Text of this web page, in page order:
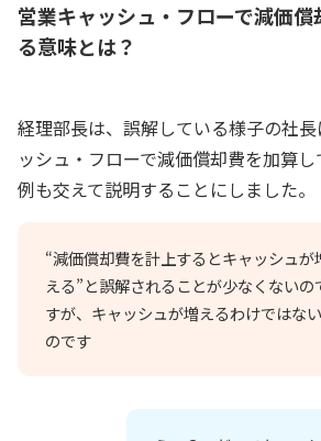
営業キャッシュ・フローで減価
る意味とは？
経理部長は、誤解している様子の社
ッシュ・フローで減価償却費を加算
例も交えて説明することにしました。
“減価償却費を計上するとキャッシュが
える”と誤解されることが少なくないの
すが、キャッシュが増えるわけではない
のです